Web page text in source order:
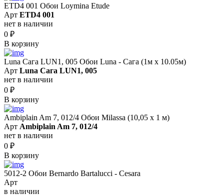
ETD4 001 Обои Loymina Etude
Арт ETD4 001
нет в наличии
0 ₽
В корзину
Luna Сага LUN1, 005 Обои Luna - Сага (1м х 10.05м)
Арт Luna Сага LUN1, 005
нет в наличии
0 ₽
В корзину
Ambiplain Am 7, 012/4 Обои Milassa (10,05 х 1 м)
Арт Ambiplain Am 7, 012/4
нет в наличии
0 ₽
В корзину
5012-2 Обои Bernardo Bartalucci - Cesara
Арт
в наличии